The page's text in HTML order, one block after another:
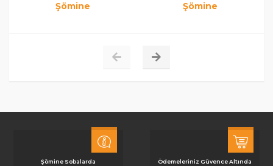
Şömine
Şömine
Şömine Sobalarda Ödemeleriniz Güvence Altında